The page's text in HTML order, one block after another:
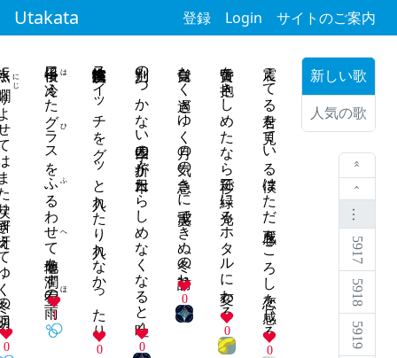
Utakata 登録 Login サイトのご案内
新しい歌
人気の歌
« 最初
‹ 前
…
5917
5918
5919
震えてる君を見ている僕はただ 五感をころし恋を感じる
0
黄昏を抱きしめたなら三秒で緑に光るホタルに変わる
0
自覚なく過ぎゆく月の気の急きに実感できぬ冬の訪れ
0
判別のつかない四季の折々が日本たらしめなくなると吐く
0
演技性人格障害スイッチをグッと入れたり入れなかったり
0
二十日後に冷えたグラスをふるわせて僻地を潤す宝石の雨はひふへほ
1
に
にじ
てゆく冬の切羽に
0